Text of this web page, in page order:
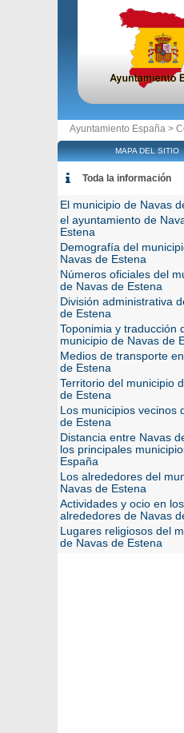
Ayuntamiento España >
MAPA DEL SITIO
Toda la información
El municipio de Navas
el ayuntamiento de
Estena
Demografía del
Navas de Estena
Números oficiales del
de Navas de Estena
División administrativa
de Estena
Toponimia y traducción
municipio de Navas de
Medios de transporte
de Estena
Territorio del municipio
de Estena
Los municipios vecinos
de Estena
Distancia entre Navas
los principales
España
Los alrededores del
Navas de Estena
Actividades y ocio en los
alrededores de Navas
Lugares religiosos del
de Navas de Estena